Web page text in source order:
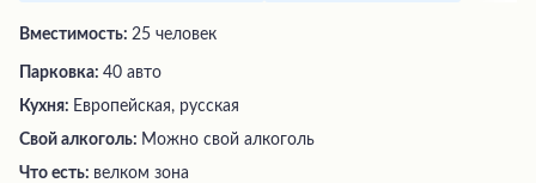
Вместимость: 25 человек
Парковка: 40 авто
Кухня: Европейская, русская
Свой алкоголь: Можно свой алкоголь
Что есть: велком зона